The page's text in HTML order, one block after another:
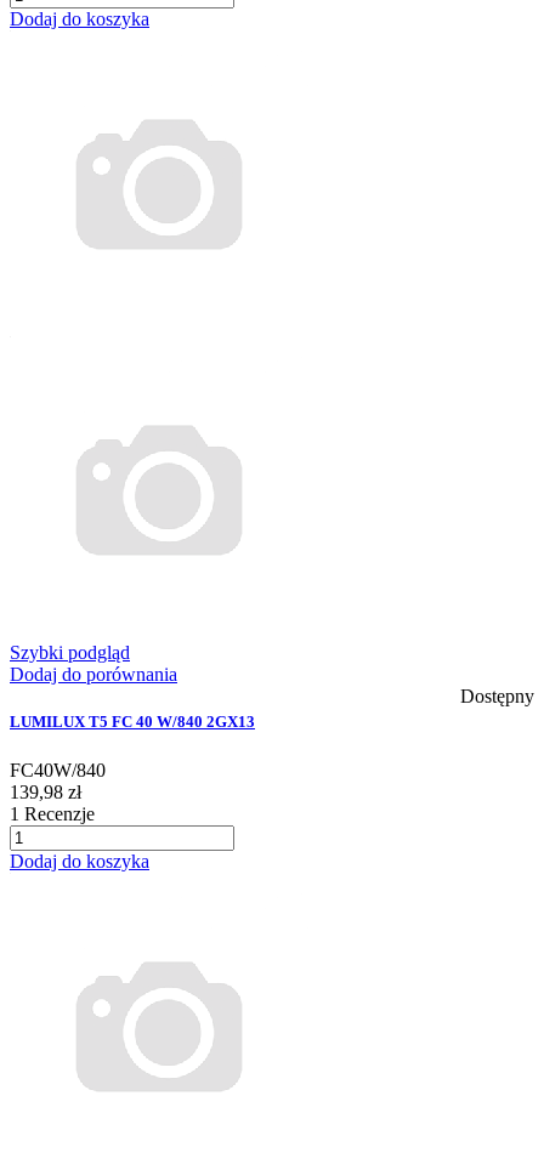
Dodaj do koszyka
Szybki podgląd
Dodaj do porównania
Dostępny
LUMILUX T5 FC 40 W/840 2GX13
FC40W/840
139,98 zł
1 Recenzje
Dodaj do koszyka